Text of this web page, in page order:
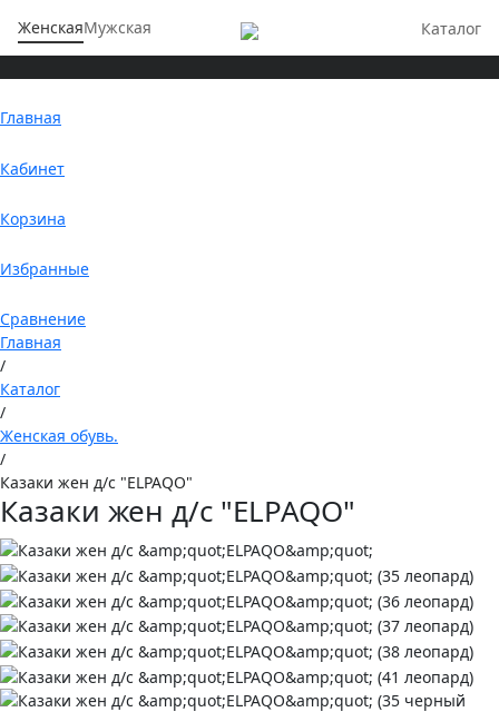
ЖенскаяМужская Каталог
Главная
Кабинет
Корзина
Избранные
Сравнение
Главная
/
Каталог
/
Женская обувь.
/
Казаки жен д/с "ELPAQO"
Казаки жен д/с "ELPAQO"